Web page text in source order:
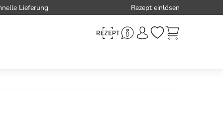
Lieferung Rezept einlösen